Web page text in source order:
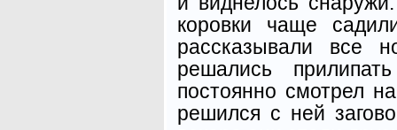
коровки чаще
рассказывали все
решались
постоянно смотрел
решился с ней